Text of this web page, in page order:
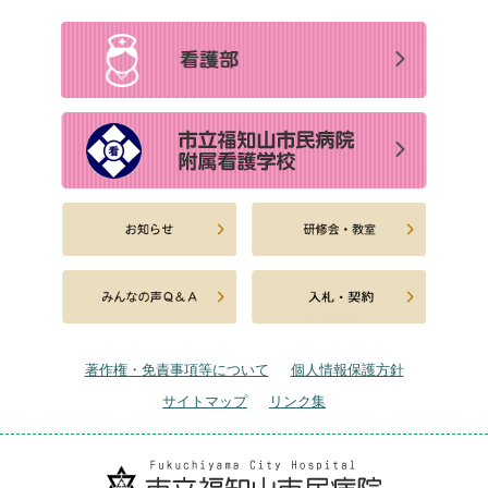
著作権・免責事項等について
個人情報保護方針
サイトマップ
リンク集